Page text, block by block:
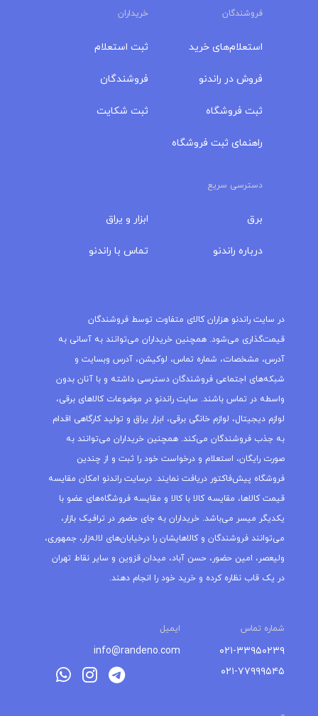
فروشندگان خریداران
استعلام‌های خرید
فروش در راندنو
ثبت فروشگاه
راهنمای ثبت فروشگاه
ثبت استعلام
فروشندگان
ثبت شکایت
دسترسی سریع
برق
درباره‌ راندنو
ابزار و یراق
تماس با راندنو
در سایت راندنو هزاران کالای متفاوت توسط فروشندگان
قیمت‌گذاری می‌شود. همچنین خریداران می‌توانند به آسانی به
آدرس، مشخصات، شماره تماس، لوکیشن، آدرس وبسایت و
شبکه‌های اجتماعی فروشندگان دسترسی داشته و با آنان بدون
واسطه در تماس باشند. سایت راندنو در موضوعات کالاهای برقی،
لوازم دیجیتال، لوازم خانگی برقی، ابزار یراق و تولید کارگاهی اقدام
به جذب فروشندگان می‌کند. همچنین خریداران می‌توانند به
صورت رایگان، استعلام و درخواست خود را ثبت و از چندین
فروشگاه پیش‌فاکتور دریافت نمایند. درسایت راندنو امکان مقایسه
قیمت کالاها، مقایسه کالا با کالا و مقایسه فروشگاه‌های عضو با
یکدیگر میسر می‌باشد. خریداران به جای حضور در ترافیک بازار،
می‌توانند فروشندگان و کالاهایشان را درخیابان‌های لاله‌زار، جمهوری،
ولیعصر، امین حضور، حسن آباد، میدان قزوین و سایر نقاط تهران
در یک قاب نظاره کرده و خرید خود را انجام دهند.
شماره تماس ایمیل
۰۲۱-۳۳۹۵۰۲۳۹
۰۲۱-۷۷۹۹۹۵۴۵
info@randeno.com